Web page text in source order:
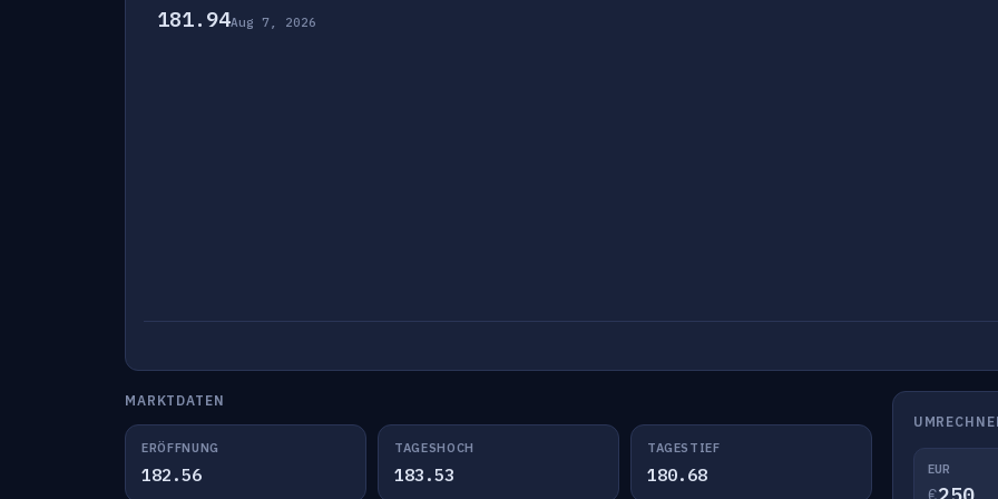
181.94Aug 7, 2026
MARKTDATEN
ERÖFFNUNG
182.56
TAGESHOCH
183.53
TAGESTIEF
180.68 EUR
€